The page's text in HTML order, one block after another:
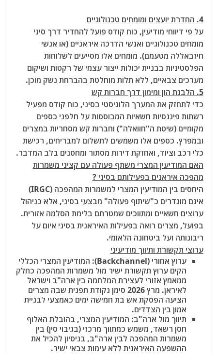
4. החדרת יועצים ומומחים טכנולוגיים
על פי דיווחי מודיעין, כוח קודס פועל להחדיר דרך סיני
מומחים טכנולוגיים ואנשי הדרכה איראניים (או אנשי
חיזבאללה מטעמם). מומחים אלו מסייעים לשלוחות
הפלסטיניות בבניית יכולות ייצור עצמי של רקטות ושיקום
מערכים צבאיים, ללא תלות מוחלטת בהברחת נשק מוכן.
5. הלבנת הון ומימון דרך חברות קש
כדי לתחזק את המערך הלוגיסטי בסיני, כוח קודס מפעיל
רשתות פיננסיות חשאיות המבוססות על חלפני כספים
מקומיים (שיטת ה"חוואלה") וחברות קש מסחריות במצרים
ובמפרץ. כספים אלו משמשים לתשלום למבריחים, רכישת
כלי רכב וציוד, ואחזקת דירות מסתור ומחסנים בלב המדבר.
האם המודיעין המצרי משתף פעולה עם קציני משמרות
מהפכה איראנים בפעילותם בסיני ?
היחסים בין המודיעין המצרי למשמרות המהפכה (IRGC)
אינם מוגדרים כ"שיתוף פעולה" מבצעי בסיני, אלא כניהול
ערוצים חשאיים ומתווכים שמטרתם בלימת הסלמה אזורית.
בפועל, מצרים רואה בפעילות האיראנית בסיני איום על
ריבונותה ועל ביטחונה הלאומי.
ערוצי תקשורת ותיווך מודיעיני
ערוץ אחורי (Backchannel): המודיעין המצרי הכללי
הקים ערוץ תקשורת ישיר מול משמרות המהפכה כחלק
ממאמץ אזורי לעצירת המלחמה בין ארה"ב וישראל
לאיראן. מרץ 2026 סימן נקודת תפנית שבה מצרים
הציעה הפסקת אש בת חמישה ימים כאמצעי לבניית
אמון בין הצדדים.
תיווך מול ארה"ב: המודיעין המצרי, בהובלת האלוף
חסן רשאד, משמש כמתווך מרכזי (בגיבוי סין) בין
משמרות המהפכה לבין ארה"ב, בניסיון להכיל את
ההשפעה האיראנית ללא עימות צבאי ישיר.